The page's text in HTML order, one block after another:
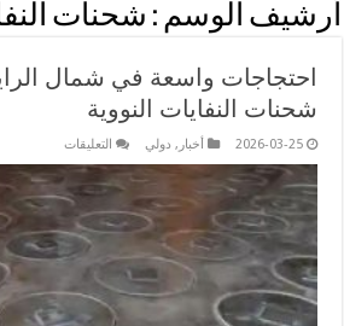
أرشيف الوسم : شحنات
احتجاجات واسعة في شمال
شحنات النفايات النووية
2026-03-25 أخبار , دولي التعليقات
واسعة
شمال
الراين-
ويستفاليا
ضد
النفايات
النووية
مغلقة